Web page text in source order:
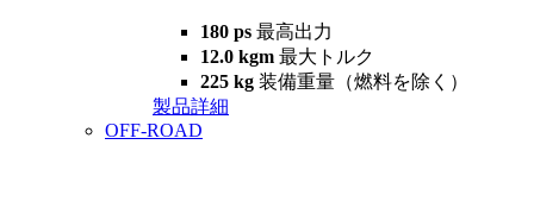
180 ps 最高出力
12.0 kgm 最大トルク
225 kg 装備重量（燃料を除く）
製品詳細
OFF-ROAD